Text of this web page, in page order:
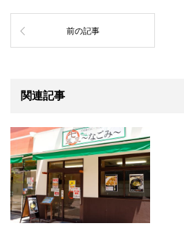
前の記事
関連記事